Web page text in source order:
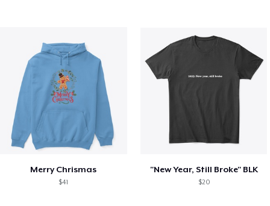
Merry Chrismas
$41
"New Year, Still Broke" BLK
$20